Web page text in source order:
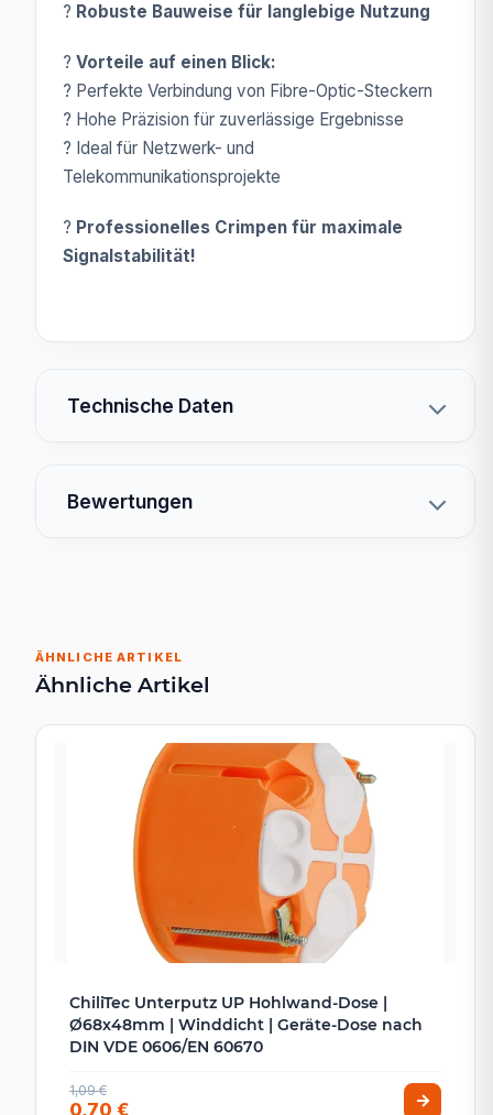
? Robuste Bauweise für langlebige Nutzung
? Vorteile auf einen Blick:
? Perfekte Verbindung von Fibre-Optic-Steckern
? Hohe Präzision für zuverlässige Ergebnisse
? Ideal für Netzwerk- und
Telekommunikationsprojekte
? Professionelles Crimpen für maximale
Signalstabilität!
Technische Daten
Bewertungen
ÄHNLICHE ARTIKEL
Ähnliche Artikel
ChiliTec Unterputz UP Hohlwand-Dose |
Ø68x48mm | Winddicht | Geräte-Dose nach
DIN VDE 0606/EN 60670
1,09 €
0,70 €